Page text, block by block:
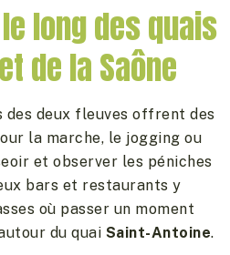
long des quais
de la Saône
des deux fleuves offrent des
la marche, le jogging ou
et observer les péniches
bars et restaurants y
où passer un moment
du quai Saint-Antoine.